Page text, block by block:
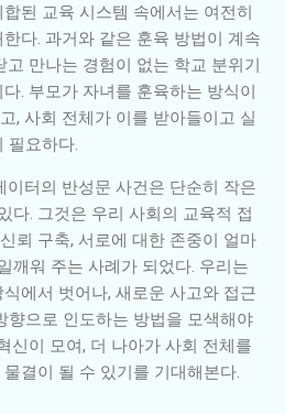
된 교육 시스템 속에서는 여전히
다. 과거와 같은 훈육 방법이 계속
만나는 경험이 없는 학교 분위기
. 부모가 자녀를 훈육하는 방식이
, 사회 전체가 이를 받아들이고 실
필요하다.
이터의 반성문 사건은 단순히 작은
다. 그것은 우리 사회의 교육적 접
뢰 구축, 서로에 대한 존중이 얼마
깨워 주는 사례가 되었다. 우리는
에서 벗어나, 새로운 사고와 접근
향으로 인도하는 방법을 모색해야
신이 모여, 더 나아가 사회 전체를
결이 될 수 있기를 기대해본다.